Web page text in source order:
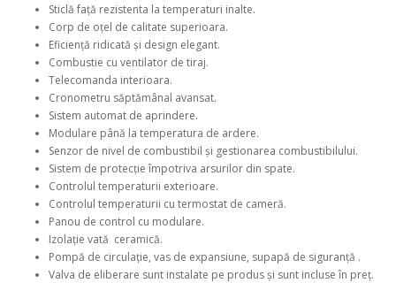
Sticlă față rezistenta la temperaturi inalte.
Corp de oțel de calitate superioara.
Eficiență ridicată și design elegant.
Combustie cu ventilator de tiraj.
Telecomanda interioara.
Cronometru săptămânal avansat.
Sistem automat de aprindere.
Modulare până la temperatura de ardere.
Senzor de nivel de combustibil și gestionarea combustibilului.
Sistem de protecție împotriva arsurilor din spate.
Controlul temperaturii exterioare.
Controlul temperaturii cu termostat de cameră.
Panou de control cu modulare.
Izolație vată ceramică.
Pompă de circulație, vas de expansiune, supapă de siguranță .
Valva de eliberare sunt instalate pe produs și sunt incluse în preț.